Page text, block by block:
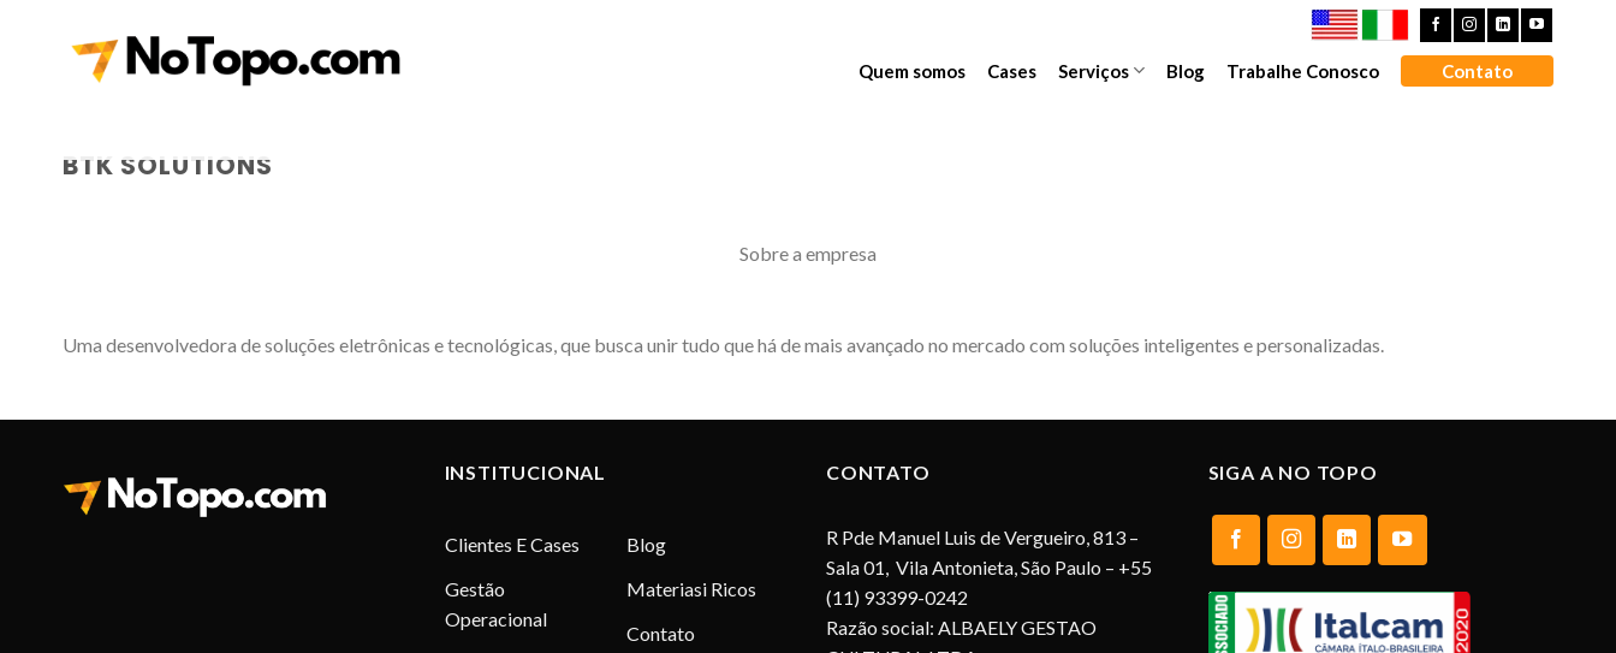
Quem somos Cases Serviços Blog Trabalhe Conosco Contato
BTK SOLUTIONS
Sobre a empresa
Uma desenvolvedora de soluções eletrônicas e tecnológicas, que busca unir tudo que há de mais avançado no mercado com soluções inteligentes e personalizadas.
INSTITUCIONAL
Clientes E Cases
Gestão
Operacional
Blog
Materiasi Ricos
Contato
CONTATO
R Pde Manuel Luis de Vergueiro, 813 –
Sala 01, Vila Antonieta, São Paulo – +55
(11) 93399-0242
Razão social: ALBAELY GESTAO
SIGA A NO TOPO